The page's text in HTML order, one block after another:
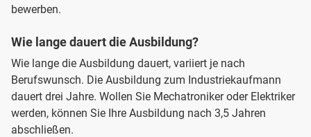
bewerben.
Wie lange dauert die Ausbildung?
Wie lange die Ausbildung dauert, variiert je nach
Berufswunsch. Die Ausbildung zum Industriekaufmann
dauert drei Jahre. Wollen Sie Mechatroniker oder Elektriker
werden, können Sie Ihre Ausbildung nach 3,5 Jahren
abschließen.